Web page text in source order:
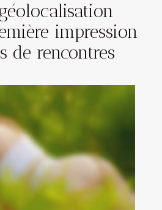
impression
de rencontres